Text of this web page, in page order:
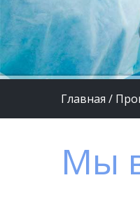
Главная /
Мы